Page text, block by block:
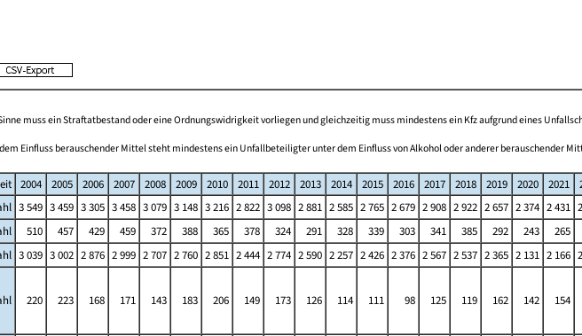
muss ein Straftatbestand oder eine Ordnungswidrigkeit vorliegen und gleichzeitig muss mindestens ein Kfz aufgrund eines
Einfluss berauschender Mittel steht mindestens ein Unfallbeteiligter unter dem Einfluss von Alkohol oder anderer berauschender
2004 2005 2006 2007 2008 2009 2010 2011 2012 2013 2014 2015 2016 2017 2018 2019 2020 2021
3 549 3 459 3 305 3 458 3 079 3 148 3 216 2 822 3 098 2 881 2 585 2 765 2 679 2 908 2 922 2 657 2 374 2 431
510 457 429 459 372 388 365 378 324 291 328 339 303 341 385 292 243
265
3 039 3 002 2 876 2 999 2 707 2 760 2 851 2 444 2 774 2 590 2 257 2 426 2 376 2 567 2 537 2 365 2 131 2 166
220 223 168 171 143 183 206 149 173 126 114 111 98 125 119 162 142 154